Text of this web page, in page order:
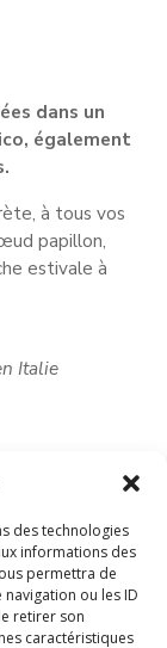
des technologies
informations des
permettra de
ou les ID
retirer son
caractéristiques
dans un
également
à tous vos
papillon,
estivale à
6V
Italie